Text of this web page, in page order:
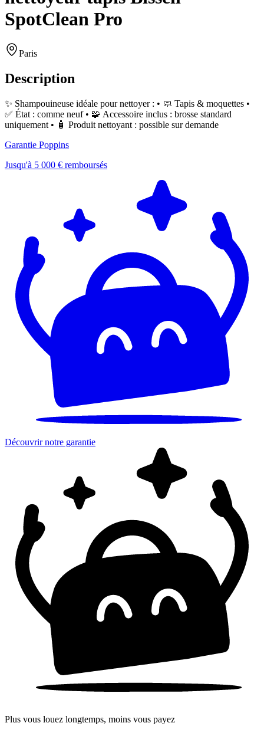
SpotClean Pro
Paris
Description
✨ Shampouineuse idéale pour nettoyer : • 🧼 Tapis & moquettes •
✅ État : comme neuf • 🧩 Accessoire inclus : brosse standard
uniquement • 🧴 Produit nettoyant : possible sur demande
Garantie Poppins
Jusqu'à 5 000 € remboursés
Découvrir notre garantie
Plus vous louez longtemps, moins vous payez